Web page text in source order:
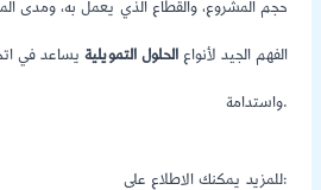
حجم المشروع، والقطاع الذي يعمل به، ومدى
الفهم الجيد لأنواع الحلول التمويليةيساعد في
واستدامة.
للمزيد يمكنك الاطلاع على: